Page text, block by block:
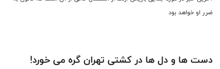
ضرر او خواهد بود
دست ها و دل ها در کشتی تهران گره می خورد!